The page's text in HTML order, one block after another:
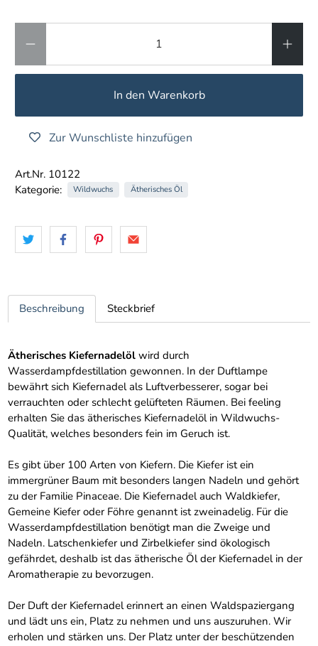
In den Warenkorb
Zur Wunschliste hinzufügen
Art.Nr. 10122
Kategorie:
Wildwuchs Ätherisches Öl
Beschreibung Steckbrief
Ätherisches Kiefernadelöl wird durch
Wasserdampfdestillation gewonnen. In der Duftlampe
bewährt sich Kiefernadel als Luftverbesserer, sogar bei
verrauchten oder schlecht gelüfteten Räumen. Bei feeling
erhalten Sie das ätherisches Kiefernadelöl in Wildwuchs-
Qualität, welches besonders fein im Geruch ist.
Es gibt über 100 Arten von Kiefern. Die Kiefer ist ein
immergrüner Baum mit besonders langen Nadeln und gehört
zu der Familie Pinaceae. Die Kiefernadel auch Waldkiefer,
Gemeine Kiefer oder Föhre genannt ist zweinadelig. Für die
Wasserdampfdestillation benötigt man die Zweige und
Nadeln. Latschenkiefer und Zirbelkiefer sind ökologisch
gefährdet, deshalb ist das ätherische Öl der Kiefernadel in der
Aromatherapie zu bevorzugen.
Der Duft der Kiefernadel erinnert an einen Waldspaziergang
und lädt uns ein, Platz zu nehmen und uns auszuruhen. Wir
erholen und stärken uns. Der Platz unter der beschützenden